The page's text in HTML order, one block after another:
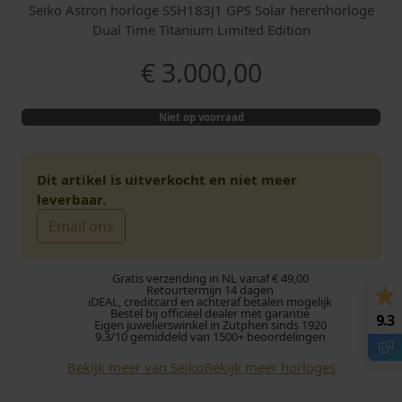
Seiko Astron horloge SSH183J1 GPS Solar herenhorloge
Dual Time Titanium Limited Edition
€3.000,00
Niet op voorraad
Dit artikel is uitverkocht en niet meer
leverbaar.
Email ons
Gratis verzending in NL vanaf € 49,00
Retourtermijn 14 dagen
iDEAL, creditcard en achteraf betalen mogelijk
Bestel bij officieel dealer met garantie
Eigen juwelierswinkel in Zutphen sinds 1920
9.3/10 gemiddeld van 1500+ beoordelingen
Bekijk meer van SeikoBekijk meer horloges
9.3